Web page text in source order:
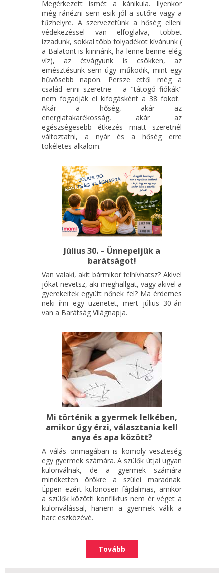
Megérkezett ismét a kánikula. Ilyenkor
még ránézni sem esik jól a sütőre vagy a
tűzhelyre. A szervezetünk a hőség elleni
védekezéssel van elfoglalva, többet
izzadunk, sokkal több folyadékot kívánunk (
a Balatont is kiinnánk, ha lenne benne elég
víz), az étvágyunk is csökken, az
emésztésünk sem úgy működik, mint egy
hűvösebb napon. Persze ettől még a
család enni szeretne – a "tátogó fiókák"
nem fogadják el kifogásként a 38 fokot.
Akár a hőség, akár az
energiatakarékosság, akár az
egészségesebb étkezés miatt szeretnél
változtatni, a nyár és a hőség erre
tökéletes alkalom.
Július 30. – Ünnepeljük a
barátságot!
Van valaki, akit bármikor felhívhatsz? Akivel
jókat nevetsz, aki meghallgat, vagy akivel a
gyerekeitek együtt nőnek fel? Ma érdemes
neki írni egy üzenetet, mert július 30-án
van a Barátság Világnapja.
Mi történik a gyermek lelkében,
amikor úgy érzi, választania kell
anya és apa között?
A válás önmagában is komoly veszteség
egy gyermek számára. A szülők útjai ugyan
különválnak, de a gyermek számára
mindketten örökre a szülei maradnak.
Éppen ezért különösen fájdalmas, amikor
a szülők közötti konfliktus nem ér véget a
különválással, hanem a gyermek válik a
harc eszközévé.
Tovább